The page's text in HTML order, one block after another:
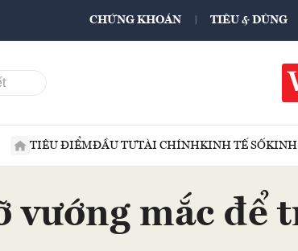
CHỨNG KHOÁN TIÊU & DÙNG
TIÊU ĐIỂMĐẦU TƯTÀI CHÍNHKINH TẾ SỐKINH
vướng mắc